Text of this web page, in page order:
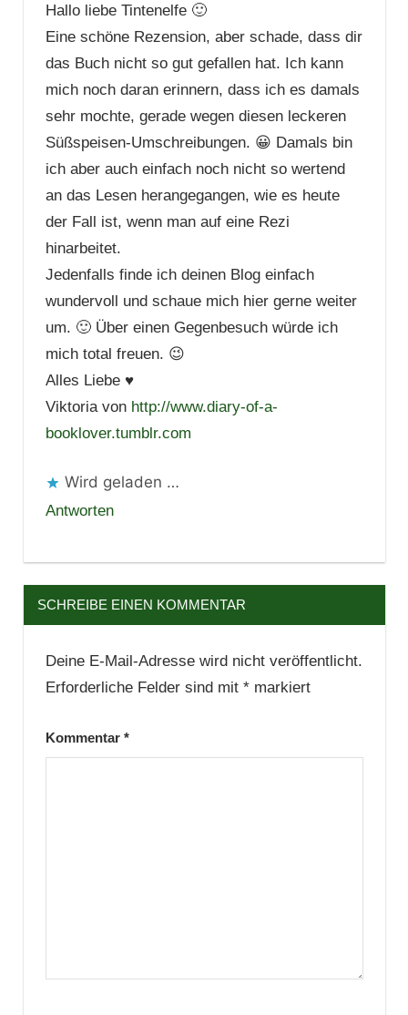
Hallo liebe Tintenelfe 🙂
Eine schöne Rezension, aber schade, dass dir
das Buch nicht so gut gefallen hat. Ich kann
mich noch daran erinnern, dass ich es damals
sehr mochte, gerade wegen diesen leckeren
Süßspeisen-Umschreibungen. 😀 Damals bin
ich aber auch einfach noch nicht so wertend
an das Lesen herangegangen, wie es heute
der Fall ist, wenn man auf eine Rezi
hinarbeitet.
Jedenfalls finde ich deinen Blog einfach
wundervoll und schaue mich hier gerne weiter
um. 🙂 Über einen Gegenbesuch würde ich
mich total freuen. 😉
Alles Liebe ♥
Viktoria von http://www.diary-of-a-
booklover.tumblr.com
Wird geladen …
Antworten
SCHREIBE EINEN KOMMENTAR
Deine E-Mail-Adresse wird nicht veröffentlicht.
Erforderliche Felder sind mit *markiert
Kommentar *